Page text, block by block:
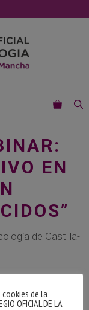
EN
de Castilla-
de la
OFICIAL DE LA